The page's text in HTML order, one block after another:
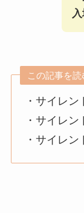
この記事を
・サイレ
・サイレ
・サイレ